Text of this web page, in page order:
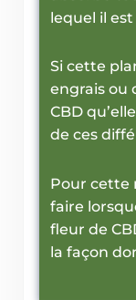
lequel il
Si cette
engrais ou
CBD
de ces
Pour cette
faire
fleur de
la façon